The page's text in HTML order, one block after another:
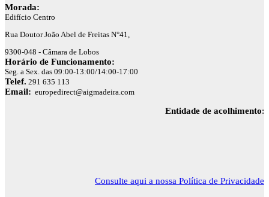
Morada:
Edifício Centro
Rua Doutor João Abel de Freitas N°41,
9300-048 - Câmara de Lobos
Horário de Funcionamento:
Seg. a Sex. das 09:00-13:00/14:00-17:00
Telef. 291 635 113
Email: europedirect@aigmadeira.com
Entidade de acolhimento:
Consulte aqui a nossa Política de Privacidade